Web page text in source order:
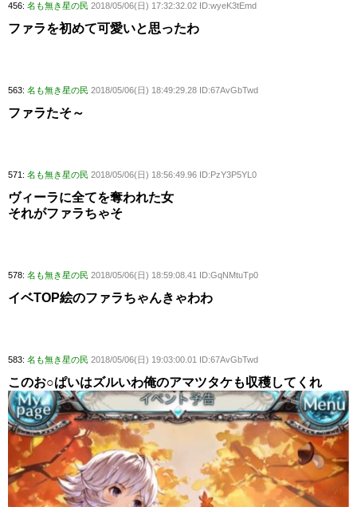
456: 名も無き星の民 2018/05/06(日) 17:32:32.02 ID:wyeK3tEmd
ファラを初めて可愛いと思ったわ
563: 名も無き星の民 2018/05/06(日) 18:49:29.28 ID:67AvGbTwd
ファラたそ～
571: 名も無き星の民 2018/05/06(日) 18:56:49.96 ID:PzY3P5YL0
ヴィーラに全てを奪われた女
それがファラちゃそ
578: 名も無き星の民 2018/05/06(日) 18:59:08.41 ID:GqNMtuTp0
イベTOP絵のファラちゃんきゃわわ
583: 名も無き星の民 2018/05/06(日) 19:03:00.01 ID:67AvGbTwd
このお○ぱいはズルいわ俺のアマツタケも収穫してくれ